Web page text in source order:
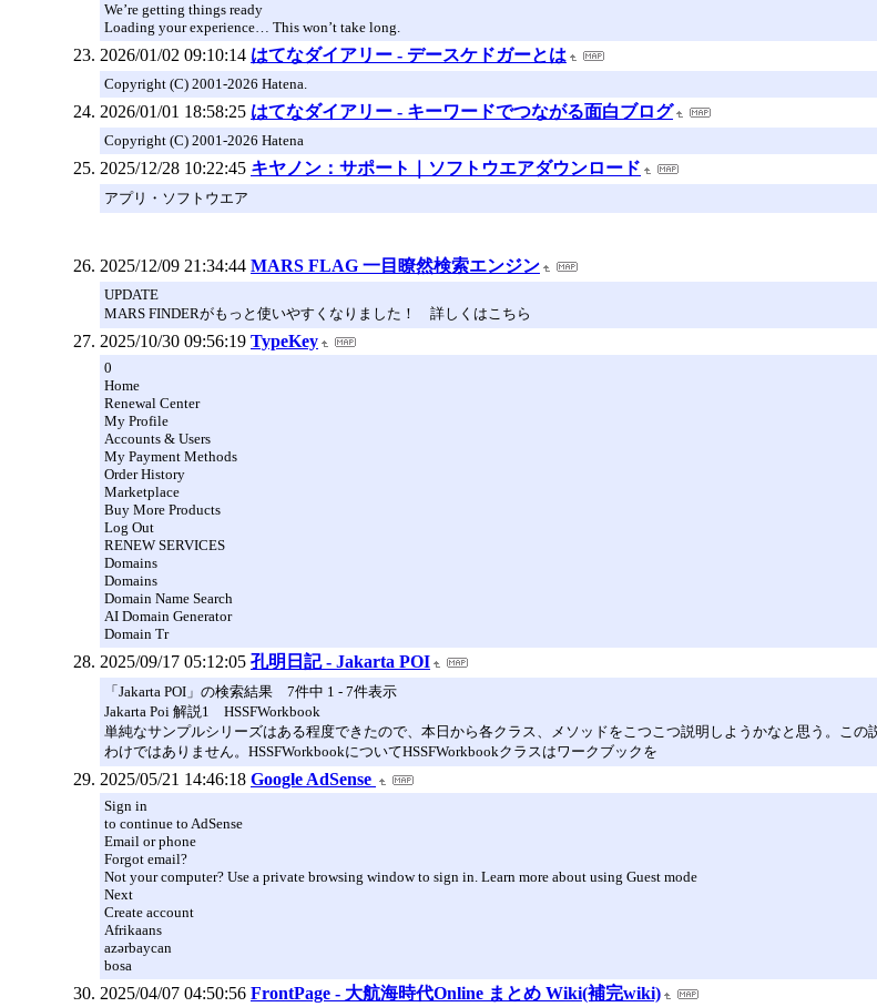
We’re getting things ready
Loading your experience… This won’t take long.
2026/01/02 09:10:14 はてなダイアリー - デースケドガーとは
Copyright (C) 2001-2026 Hatena.
2026/01/01 18:58:25 はてなダイアリー - キーワードでつながる面白ブログ
Copyright (C) 2001-2026 Hatena
2025/12/28 10:22:45 キヤノン：サポート｜ソフトウエアダウンロード
アプリ・ソフトウエア
2025/12/09 21:34:44 MARS FLAG 一目瞭然検索エンジン
UPDATE
MARS FINDERがもっと使いやすくなりました！ 詳しくはこちら
2025/10/30 09:56:19 TypeKey
0
Home
Renewal Center
My Profile
Accounts & Users
My Payment Methods
Order History
Marketplace
Buy More Products
Log Out
RENEW SERVICES
Domains
Domains
Domain Name Search
AI Domain Generator
Domain Tr
2025/09/17 05:12:05 孔明日記 - Jakarta POI
「Jakarta POI」の検索結果 7件中 1 - 7件表示
Jakarta Poi 解説1 HSSFWorkbook
単純なサンプルシリーズはある程度できたので、本日から各クラス、メソッドをこつこつ説明しようかなと思う。こ
わけではありません。HSSFWorkbookについてHSSFWorkbookクラスはワークブックを
2025/05/21 14:46:18 Google AdSense
Sign in
to continue to AdSense
Email or phone
Forgot email?
Not your computer? Use a private browsing window to sign in. Learn more about using Guest mode
Next
Create account
Afrikaans
azərbaycan
bosa
2025/04/07 04:50:56 FrontPage - 大航海時代Online まとめ Wiki(補完wiki)